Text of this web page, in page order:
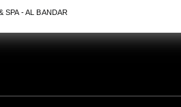
SPA - AL BANDAR